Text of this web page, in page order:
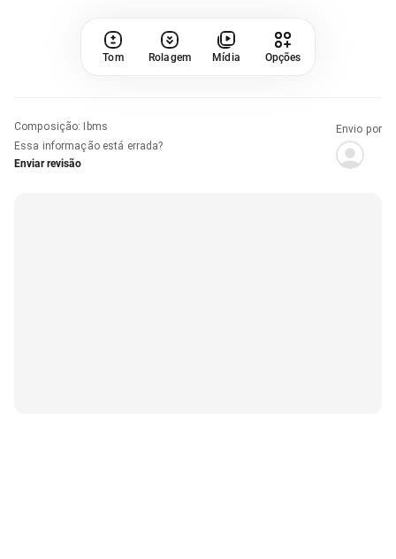
Tom Rolagem Mídia Opções
Composição: Ibms
Essa informação está errada?
Enviar revisão
Envio por